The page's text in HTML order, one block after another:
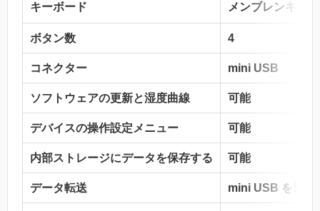
キーボード メンブレンキー
ボタン数 4
コネクター mini USB
ソフトウェアの更新と湿度曲線 可能
デバイスの操作設定メニュー 可能
内部ストレージにデータを保存する 可能
データ転送 mini USB を通し